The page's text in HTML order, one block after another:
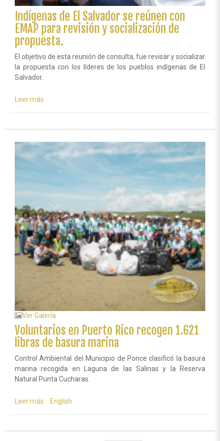
Indígenas de El Salvador se reúnen con
EMAP para revisión y socialización de
propuesta.
El objetivo de esta reunión de consulta, fue revisar y socializar
la propuesta con los líderes de los pueblos indígenas de El
Salvador.
Leer más
se
reúnen
revisión
socialización
de
propuesta.
Ver Galería
Voluntarios en Puerto Rico recogen 1.621
libras de basura marina
Control Ambiental del Municipio de Ponce clasificó la basura
marina recogida en Laguna de las Salinas y la Reserva
Natural Punta Cucharas.
Leer más sobre
English